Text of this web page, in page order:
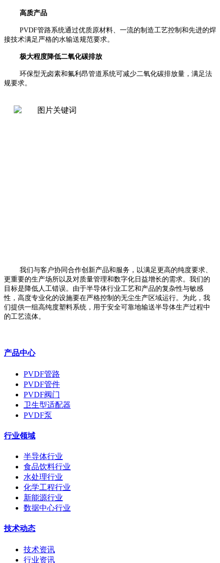
高质产品
PVDF管路系统通过优质原材料、一流的制造工艺控制和先进的焊
接技术满足严格的水输送规范要求。
极大程度降低二氧化碳排放
环保型无卤素和氟利昂管道系统可减少二氧化碳排放量，满足法
规要求。
我们与客户协同合作创新产品和服务，以满足更高的纯度要求、
更重要的生产场所以及对质量管理和数字化日益增长的需求。我们的
目标是降低人工错误。由于半导体行业工艺和产品的复杂性与敏感
性，高度专业化的设施要在严格控制的无尘生产区域运行。为此，我
们提供一组高纯度塑料系统，用于安全可靠地输送半导体生产过程中
的工艺流体。
产品中心
PVDF管路
PVDF管件
PVDF阀门
卫生型适配器
PVDF泵
行业领域
半导体行业
食品饮料行业
水处理行业
化学工程行业
新能源行业
数据中心行业
技术动态
技术资讯
行业资讯